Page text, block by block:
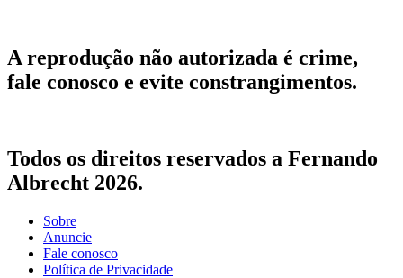
A reprodução não autorizada é crime,
fale conosco e evite constrangimentos.
Todos os direitos reservados a Fernando
Albrecht 2026.
Sobre
Anuncie
Fale conosco
Política de Privacidade